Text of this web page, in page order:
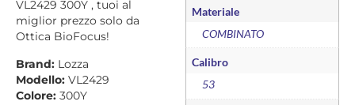
VL2429 300Y , tuoi al
miglior prezzo solo da
Ottica BioFocus!
Brand: Lozza
Modello: VL2429
Colore: 300Y
Materiale
COMBINATO
Calibro
53